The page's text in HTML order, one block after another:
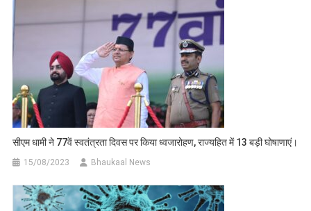
सीएम धामी ने 77वें स्वतंत्रता दिवस पर किया ध्वजारोहण, राज्यहित में 13 बड़ी घोषाणाएं।
15/08/2023 Bhaukaal News